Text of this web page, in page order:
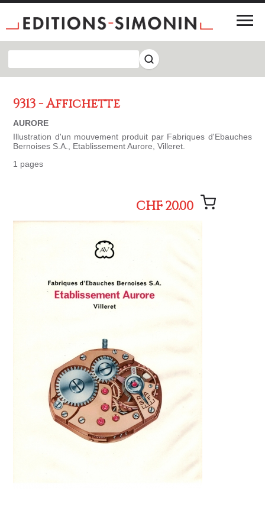
9313 - Affichette
AURORE
Illustration d'un mouvement produit par Fabriques d'Ebauches
Bernoises S.A., Etablissement Aurore, Villeret.
1 pages
CHF 20.00